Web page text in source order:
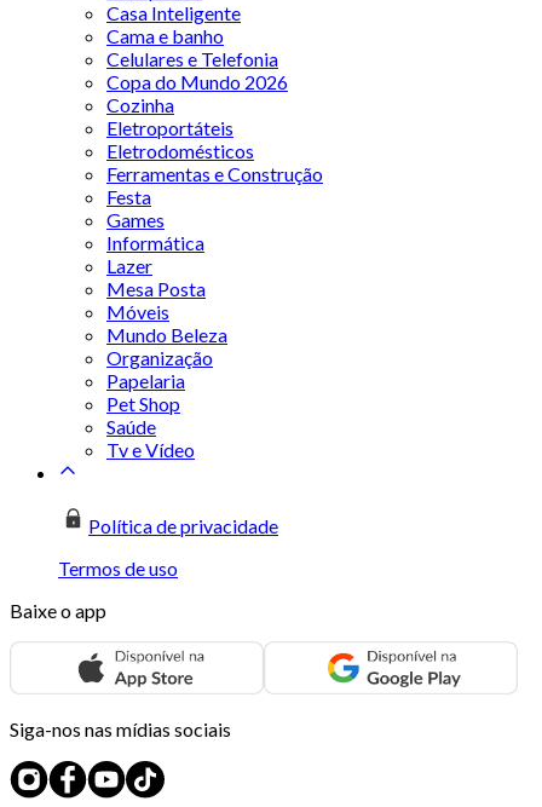
Casa Inteligente
Cama e banho
Celulares e Telefonia
Copa do Mundo 2026
Cozinha
Eletroportáteis
Eletrodomésticos
Ferramentas e Construção
Festa
Games
Informática
Lazer
Mesa Posta
Móveis
Mundo Beleza
Organização
Papelaria
Pet Shop
Saúde
Tv e Vídeo
Política de privacidade
Termos de uso
Baixe o app
Siga-nos nas mídias sociais